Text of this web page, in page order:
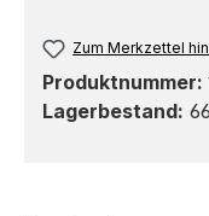
Zum Merkzettel
Produktnummer:
Lagerbestand: